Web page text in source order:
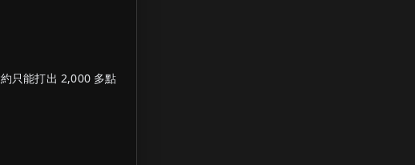
只能打出 2,000 多點